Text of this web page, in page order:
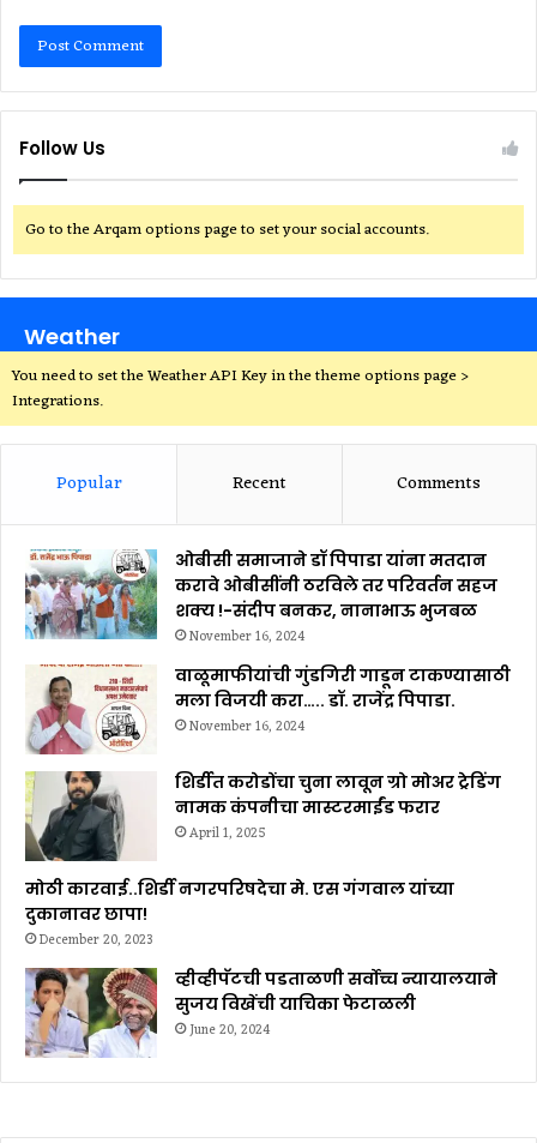
Follow Us
Go to the Arqam options page to set your social accounts.
Weather
You need to set the Weather API Key in the theme options page >
Integrations.
Popular Recent Comments
ओबीसी समाजाने डॉ पिपाडा यांना मतदान
करावे ओबीसींनी ठरविले तर परिवर्तन सहज
शक्य !-संदीप बनकर, नानाभाऊ भुजबळ
November 16, 2024
वाळूमाफीयांची गुंडगिरी गाडून टाकण्यासाठी
मला विजयी करा….. डॉ. राजेंद्र पिपाडा.
November 16, 2024
शिर्डीत करोडोंचा चुना लावून ग्रो मोअर ट्रेडिंग
नामक कंपनीचा मास्टरमाईंड फरार
April 1, 2025
मोठी कारवाई..शिर्डी नगरपरिषदेचा मे. एस गंगवाल यांच्या
दुकानावर छापा!
December 20, 2023
व्हीव्हीपॅटची पडताळणी सर्वोच्च न्यायालयाने
सुजय विखेंची याचिका फेटाळली
June 20, 2024